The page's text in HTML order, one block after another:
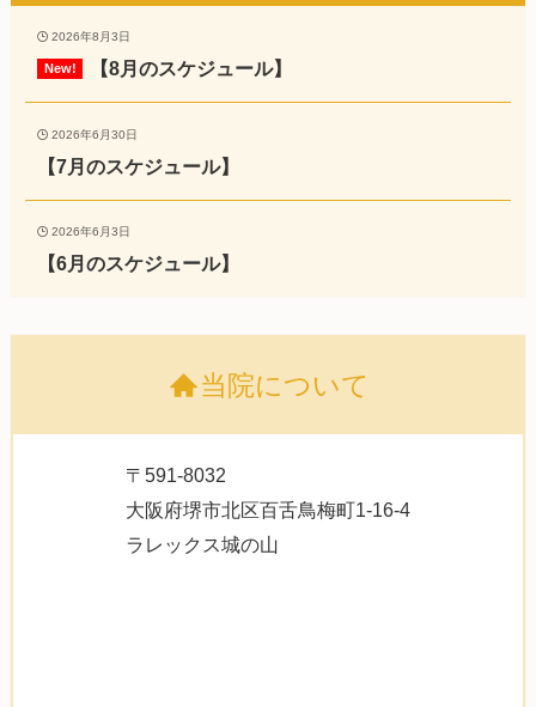
2026年8月3日
【8月のスケジュール】
2026年6月30日
【7月のスケジュール】
2026年6月3日
【6月のスケジュール】
当院について
〒591-8032
大阪府堺市北区百舌鳥梅町1-16-4
ラレックス城の山